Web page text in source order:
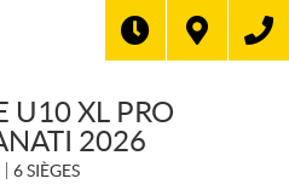
U10 XL PRO
2026
6 SIÈGES